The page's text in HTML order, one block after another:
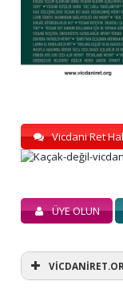
Vicdani Ret
ÜYE OLUN